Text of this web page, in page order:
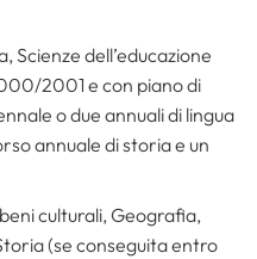
Scienze dell’educazione
2001 e con piano di
o due annuali di lingua
annuale di storia e un
culturali, Geografia,
(se conseguita entro